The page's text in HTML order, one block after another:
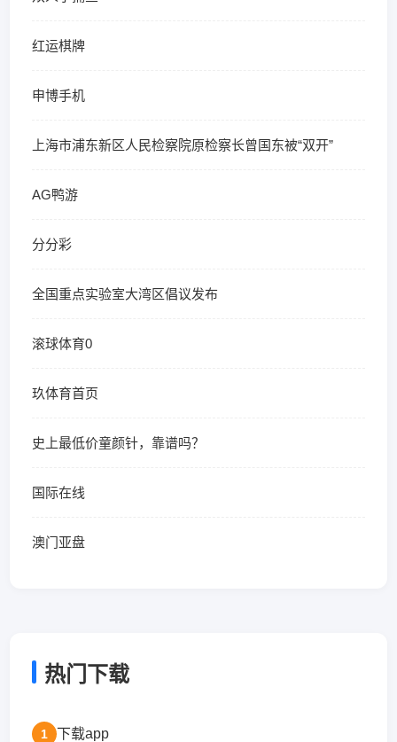
红运棋牌
申博手机
上海市浦东新区人民检察院原检察长曾国东被“双开”
AG鸭游
分分彩
全国重点实验室大湾区倡议发布
滚球体育0
玖体育首页
史上最低价童颜针，靠谱吗？
国际在线
澳门亚盘
热门下载
1 下载app